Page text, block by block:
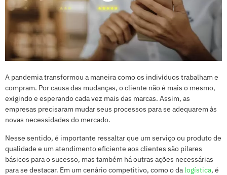
A pandemia transformou a maneira como os indivíduos trabalham e
compram. Por causa das mudanças, o cliente não é mais o mesmo,
exigindo e esperando cada vez mais das marcas. Assim, as
empresas precisaram mudar seus processos para se adequarem às
novas necessidades do mercado.
Nesse sentido, é importante ressaltar que um serviço ou produto de
qualidade e um atendimento eficiente aos clientes são pilares
básicos para o sucesso, mas também há outras ações necessárias
para se destacar. Em um cenário competitivo, como o da logística, é